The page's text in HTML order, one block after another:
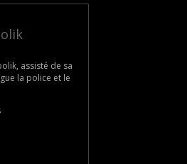
assisté de sa
la police et le